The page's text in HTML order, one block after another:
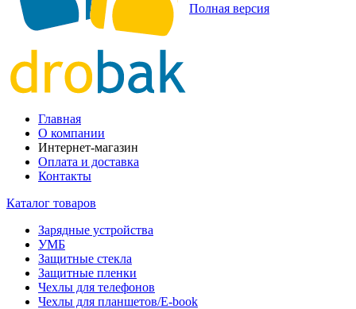
Полная версия
Главная
О компании
Интернет-магазин
Оплата и доставка
Контакты
Каталог товаров
Зарядные устройства
УМБ
Защитные стекла
Защитные пленки
Чехлы для телефонов
Чехлы для планшетов/E-book